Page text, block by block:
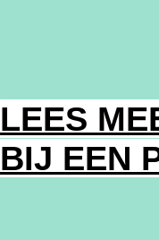
LEES
BIJ EEN